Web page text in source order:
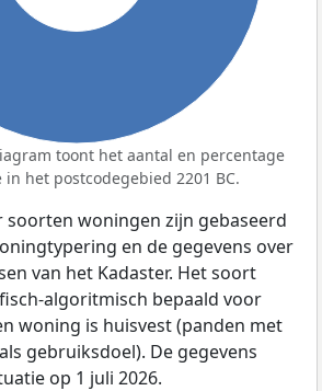
toont het aantal en percentage
het postcodegebied 2201 BC.
soorten woningen zijn gebaseerd
en de gegevens over
van het Kadaster. Het soort
algoritmisch bepaald voor
woning is huisvest (panden met
gebruiksdoel). De gegevens
op 1 juli 2026.